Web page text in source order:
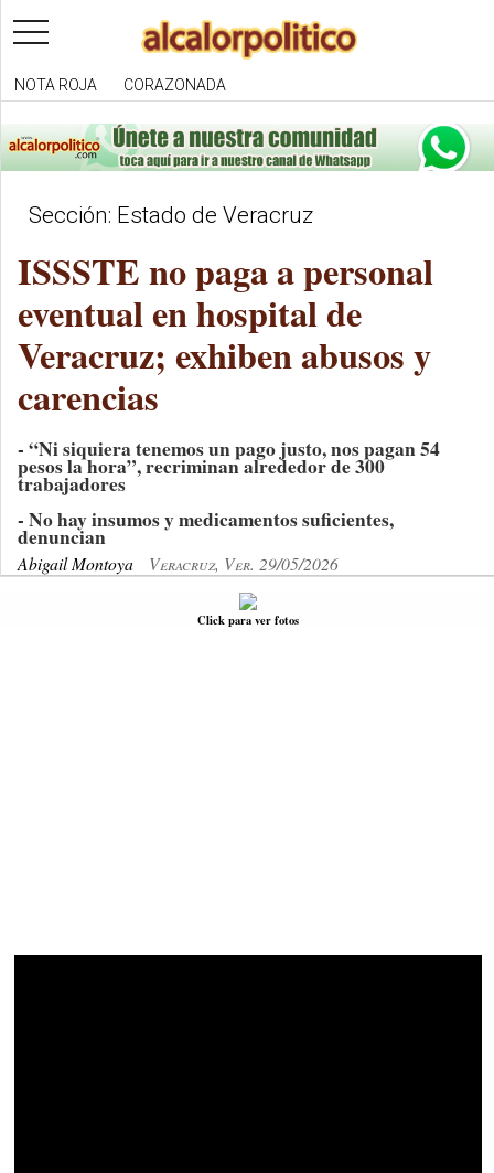
toggle
navigation
NOTA ROJA CORAZONADA
Sección: Estado de Veracruz
ISSSTE no paga a personal
eventual en hospital de
Veracruz; exhiben abusos y
carencias
- “Ni siquiera tenemos un pago justo, nos pagan 54
pesos la hora”, recriminan alrededor de 300
trabajadores
- No hay insumos y medicamentos suficientes,
denuncian
Abigail Montoya Veracruz, Ver. 29/05/2026
Click para ver fotos